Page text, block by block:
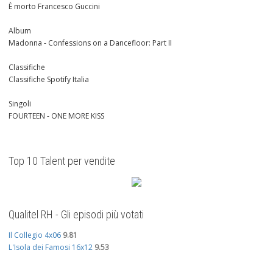
È morto Francesco Guccini
Album
Madonna - Confessions on a Dancefloor: Part II
Classifiche
Classifiche Spotify Italia
Singoli
FOURTEEN - ONE MORE KISS
Top 10 Talent per vendite
Qualitel RH - Gli episodi più votati
Il Collegio 4x06 9.81
L'Isola dei Famosi 16x12 9.53